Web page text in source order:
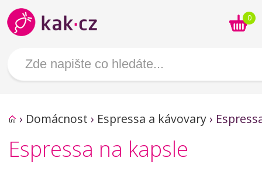
0
› Domácnost › Espressa a kávovary›
Espressa na kapsle